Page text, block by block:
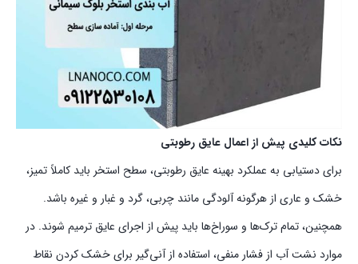
نکات کلیدی پیش از اعمال عایق رطوبتی
برای دستیابی به عملکرد بهینه عایق رطوبتی، سطح استخر باید کاملاً تمیز،
خشک و عاری از هرگونه آلودگی مانند چربی، گرد و غبار و غیره باشد.
همچنین، تمام ترک‌ها و سوراخ‌ها باید پیش از اجرای عایق ترمیم شوند. در
موارد نشت آب از فشار منفی، استفاده از آنی‌گیر برای خشک کردن نقاط